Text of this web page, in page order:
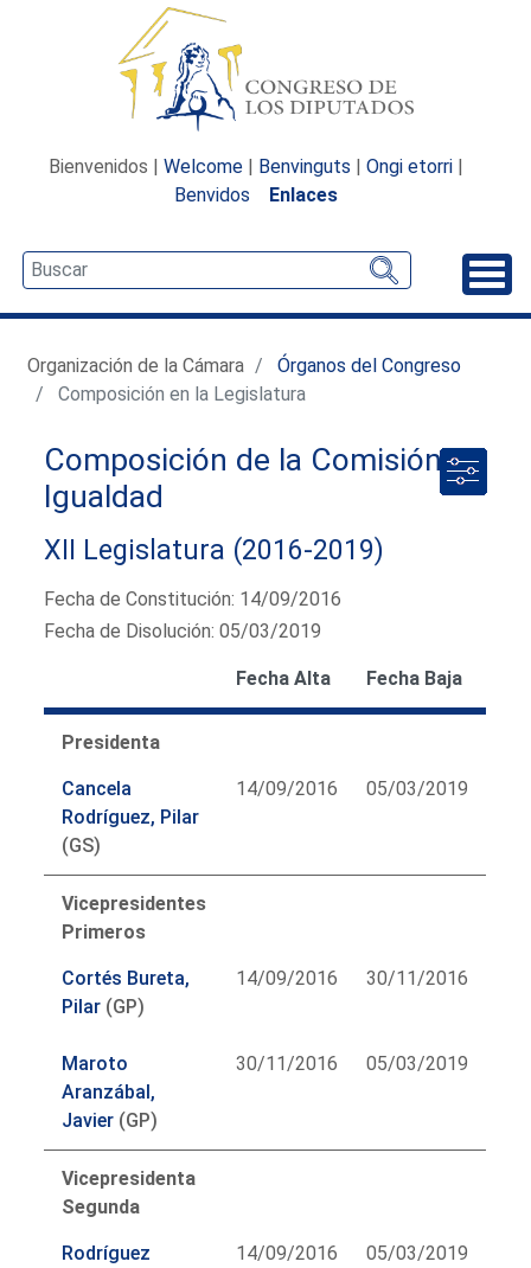
Bienvenidos | Welcome | Benvinguts | Ongi etorri |
Benvidos
Enlaces
Organización de la Cámara
Órganos del Congreso
Composición en la Legislatura
Composición de la Comisión de
Igualdad
XII Legislatura (2016-2019)
Fecha de Constitución: 14/09/2016
Fecha de Disolución: 05/03/2019
Fecha Alta Fecha Baja
Presidenta
Cancela
Rodríguez, Pilar
(GS)
14/09/2016 05/03/2019
Vicepresidentes
Primeros
Cortés Bureta,
Pilar (GP)
14/09/2016 30/11/2016
Maroto
Aranzábal,
Javier (GP)
30/11/2016 05/03/2019
Vicepresidenta
Segunda
Rodríguez
14/09/2016 05/03/2019